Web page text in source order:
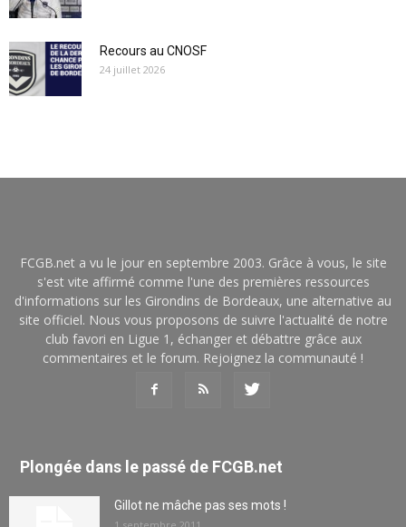
Recours au CNOSF
24 juillet 2026
FCGB.net a vu le jour en septembre 2003. Grâce à vous, le site
s'est vite affirmé comme l'une des premières ressources
d'informations sur les Girondins de Bordeaux, une alternative au
site officiel. Nous vous proposons de suivre l'actualité de notre
club favori en Ligue 1, échanger et débattre grâce aux
commentaires et le forum. Rejoignez la communauté !
Plongée dans le passé de FCGB.net
Gillot ne mâche pas ses mots !